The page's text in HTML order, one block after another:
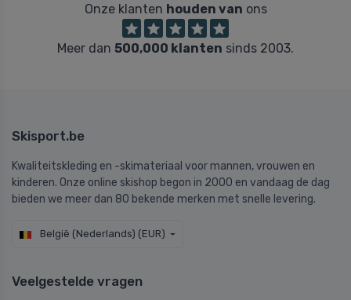
Onze klanten houden van ons
Meer dan 500,000 klanten sinds 2003.
Skisport.be
Kwaliteitskleding en -skimateriaal voor mannen, vrouwen en
kinderen. Onze online skishop begon in 2000 en vandaag de dag
bieden we meer dan 80 bekende merken met snelle levering.
België (Nederlands) (EUR)
Veelgestelde vragen